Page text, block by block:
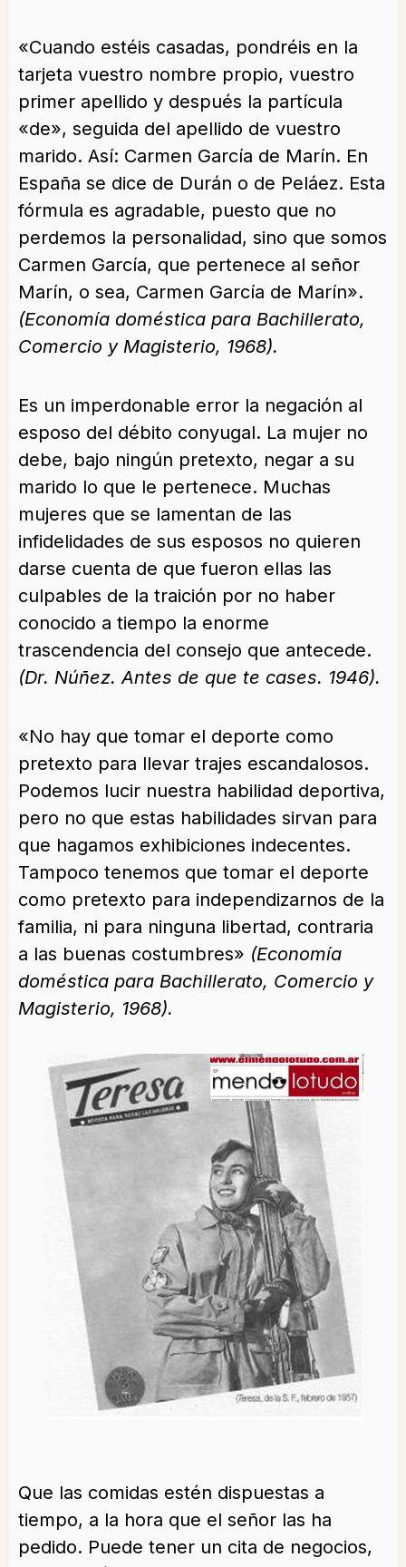
«Cuando estéis casadas, pondréis en la
tarjeta vuestro nombre propio, vuestro
primer apellido y después la partícula
«de», seguida del apellido de vuestro
marido. Así: Carmen García de Marín. En
España se dice de Durán o de Peláez. Esta
fórmula es agradable, puesto que no
perdemos la personalidad, sino que somos
Carmen García, que pertenece al señor
Marín, o sea, Carmen García de Marín».
(Economía doméstica para Bachillerato,
Comercio y Magisterio, 1968).
Es un imperdonable error la negación al
esposo del débito conyugal. La mujer no
debe, bajo ningún pretexto, negar a su
marido lo que le pertenece. Muchas
mujeres que se lamentan de las
infidelidades de sus esposos no quieren
darse cuenta de que fueron ellas las
culpables de la traición por no haber
conocido a tiempo la enorme
trascendencia del consejo que antecede.
(Dr. Núñez. Antes de que te cases. 1946).
«No hay que tomar el deporte como
pretexto para llevar trajes escandalosos.
Podemos lucir nuestra habilidad deportiva,
pero no que estas habilidades sirvan para
que hagamos exhibiciones indecentes.
Tampoco tenemos que tomar el deporte
como pretexto para independizarnos de la
familia, ni para ninguna libertad, contraria
a las buenas costumbres» (Economía
doméstica para Bachillerato, Comercio y
Magisterio, 1968).
Que las comidas estén dispuestas a
tiempo, a la hora que el señor las ha
pedido. Puede tener un cita de negocios,